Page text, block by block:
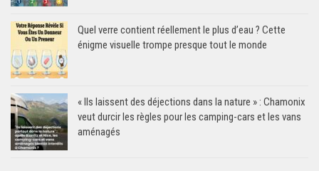
Quel verre contient réellement le plus d’eau ? Cette
énigme visuelle trompe presque tout le monde
« Ils laissent des déjections dans la nature » : Chamonix
veut durcir les règles pour les camping-cars et les vans
aménagés